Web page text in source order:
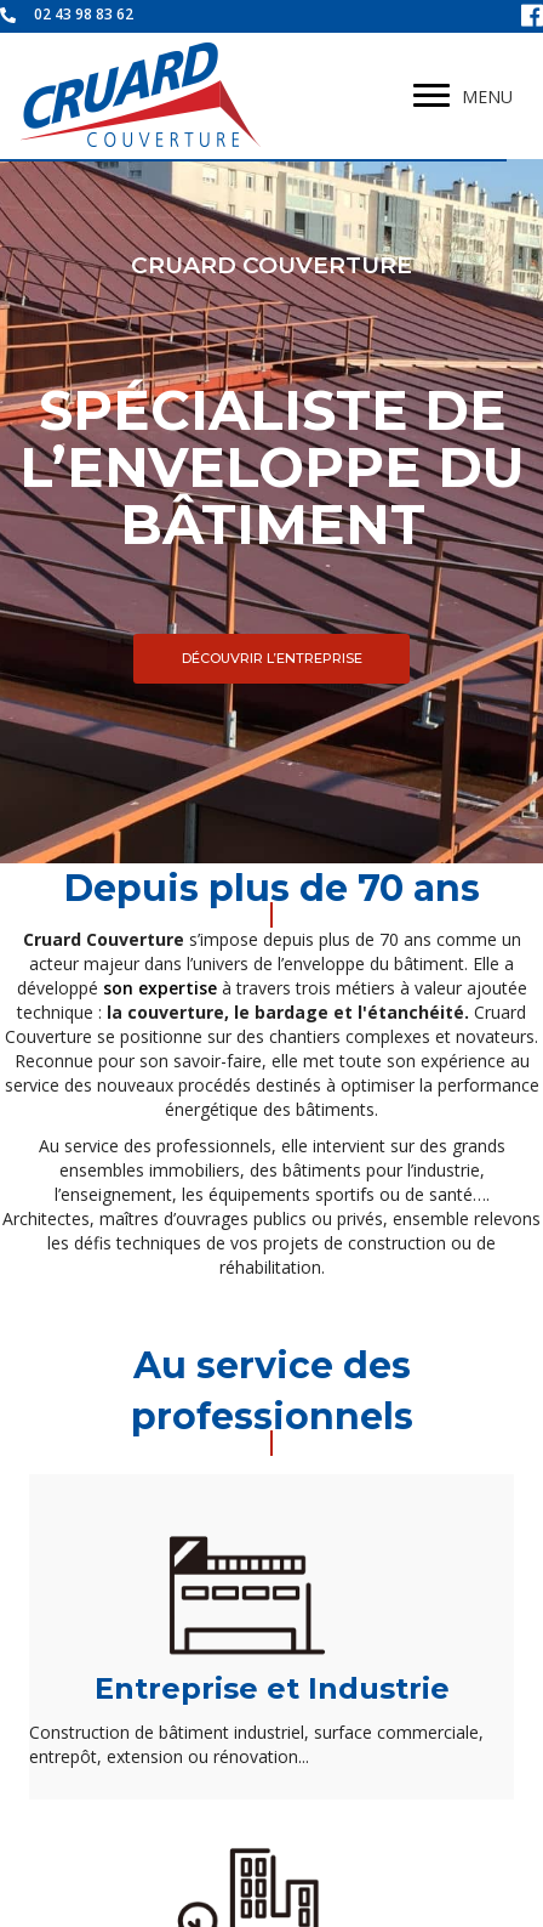
02 43 98 83 62
MENU
CRUARD COUVERTURE
SPÉCIALISTE DE
L’ENVELOPPE DU
BÂTIMENT
DÉCOUVRIR L’ENTREPRISE
Depuis plus de 70 ans
Cruard Couverture s’impose depuis plus de 70 ans comme un
acteur majeur dans l’univers de l’enveloppe du bâtiment. Elle a
développé son expertiseà travers trois métiers à valeur ajoutée
technique : la couverture, le bardage et l'étanchéité. Cruard
Couverture se positionne sur des chantiers complexes et novateurs.
Reconnue pour son savoir-faire, elle met toute son expérience au
service des nouveaux procédés destinés à optimiser la performance
énergétique des bâtiments.
Au service des professionnels, elle intervient sur des grands
ensembles immobiliers, des bâtiments pour l’industrie,
l’enseignement, les équipements sportifs ou de santé….
Architectes, maîtres d’ouvrages publics ou privés, ensemble relevons
les défis techniques de vos projets de construction ou de
réhabilitation.
Au service des
professionnels
Entreprise et Industrie
Construction de bâtiment industriel, surface commerciale,
entrepôt, extension ou rénovation...